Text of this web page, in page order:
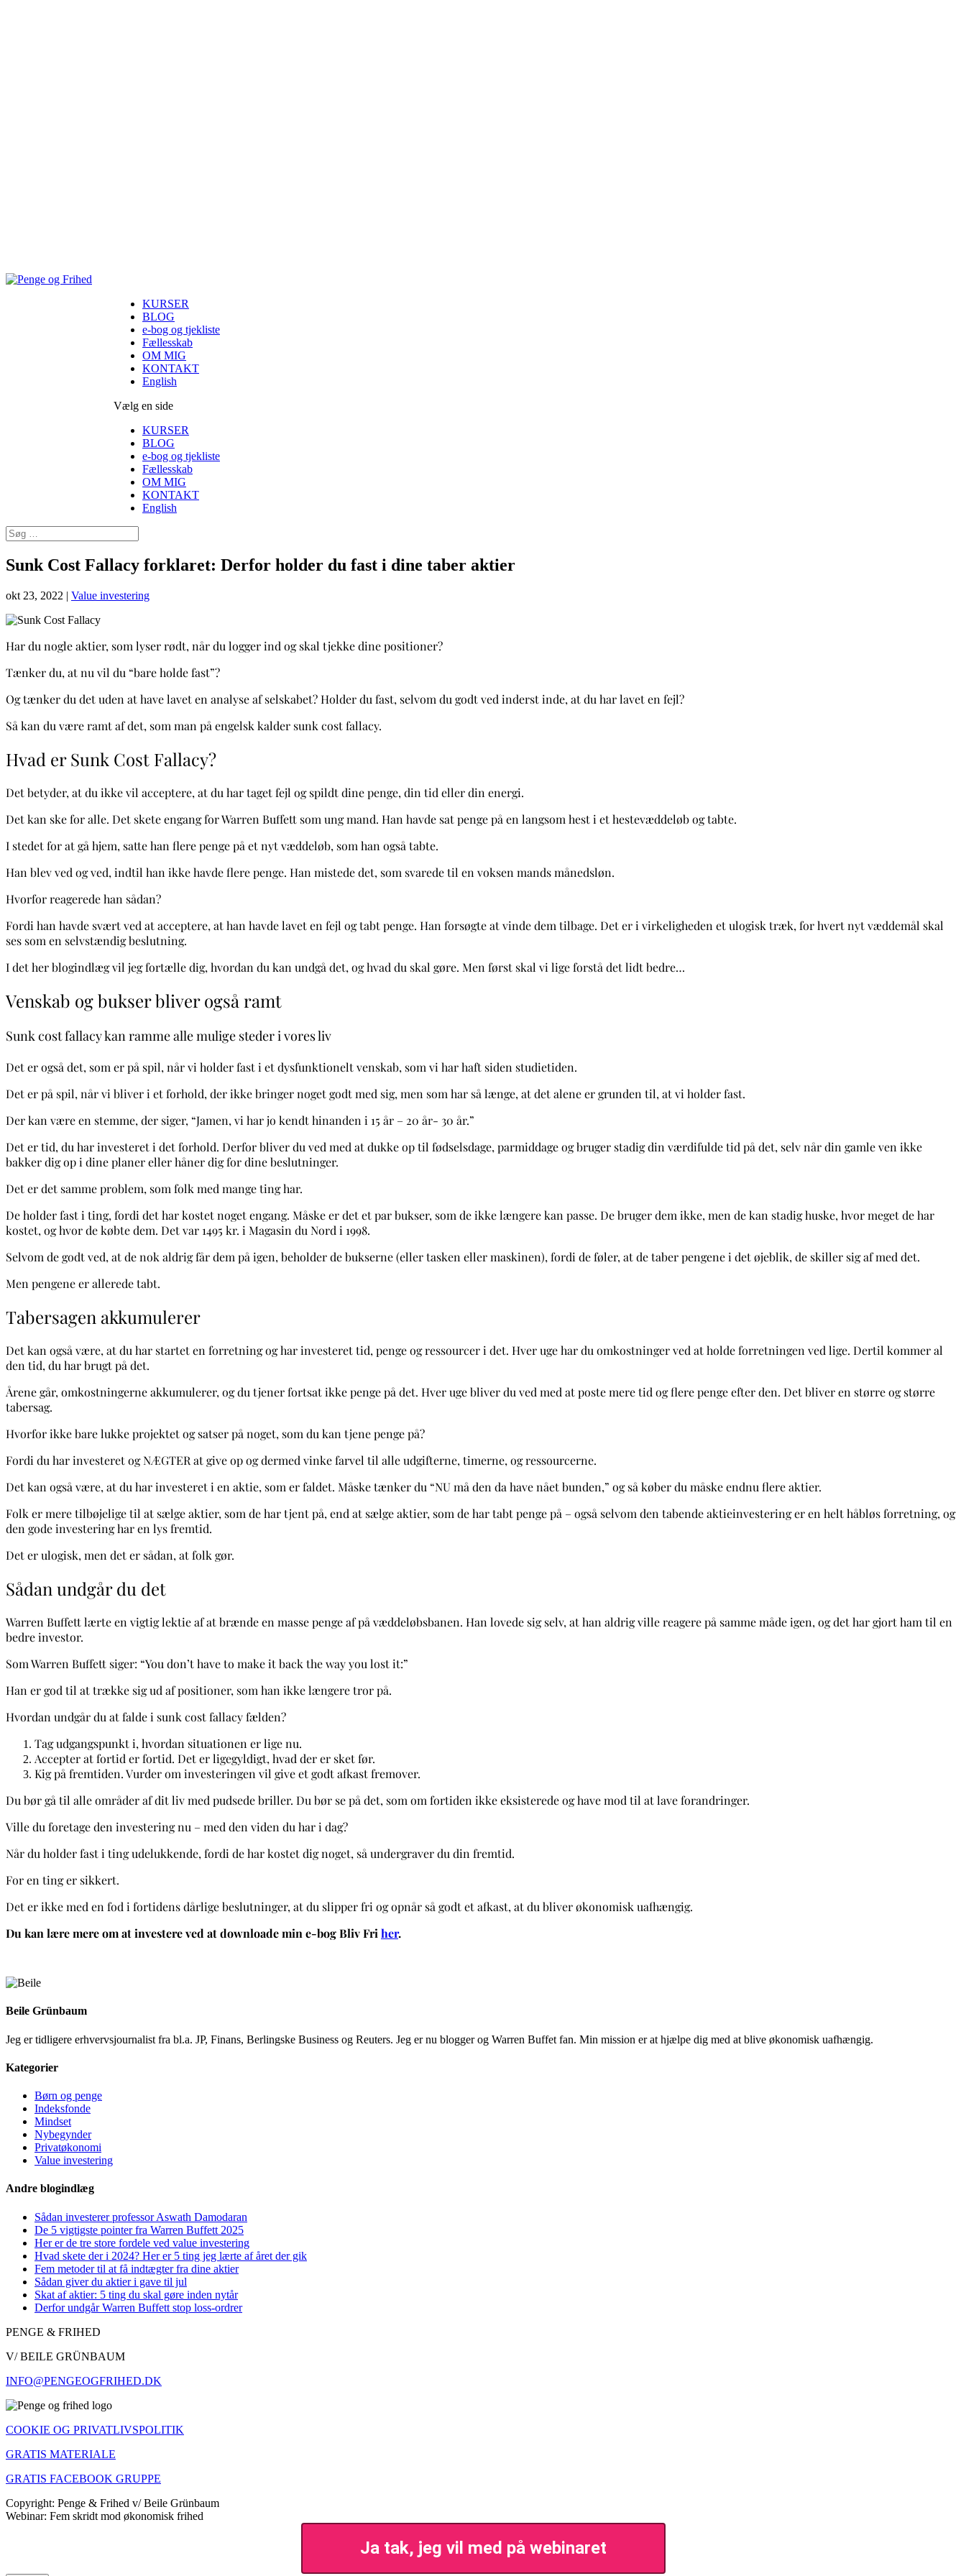
KURSER
BLOG
e-bog og tjekliste
Fællesskab
OM MIG
KONTAKT
English
Vælg en side
KURSER
BLOG
e-bog og tjekliste
Fællesskab
OM MIG
KONTAKT
English
Sunk Cost Fallacy forklaret: Derfor holder du fast i dine taber aktier
okt 23, 2022 | Value investering
Har du nogle aktier, som lyser rødt, når du logger ind og skal tjekke dine positioner?
Tænker du, at nu vil du “bare holde fast”?
Og tænker du det uden at have lavet en analyse af selskabet? Holder du fast, selvom du godt ved inderst inde, at du har lavet en fejl?
Så kan du være ramt af det, som man på engelsk kalder sunk cost fallacy.
Hvad er Sunk Cost Fallacy?
Det betyder, at du ikke vil acceptere, at du har taget fejl og spildt dine penge, din tid eller din energi.
Det kan ske for alle. Det skete engang for Warren Buffett som ung mand. Han havde sat penge på en langsom hest i et hestevæddeløb og tabte.
I stedet for at gå hjem, satte han flere penge på et nyt væddeløb, som han også tabte.
Han blev ved og ved, indtil han ikke havde flere penge. Han mistede det, som svarede til en voksen mands månedsløn.
Hvorfor reagerede han sådan?
Fordi han havde svært ved at acceptere, at han havde lavet en fejl og tabt penge. Han forsøgte at vinde dem tilbage. Det er i virkeligheden et ulogisk træk, for hvert nyt væddemål skal
ses som en selvstændig beslutning.
I det her blogindlæg vil jeg fortælle dig, hvordan du kan undgå det, og hvad du skal gøre. Men først skal vi lige forstå det lidt bedre…
Venskab og bukser bliver også ramt
Sunk cost fallacy kan ramme alle mulige steder i vores liv
Det er også det, som er på spil, når vi holder fast i et dysfunktionelt venskab, som vi har haft siden studietiden.
Det er på spil, når vi bliver i et forhold, der ikke bringer noget godt med sig, men som har så længe, at det alene er grunden til, at vi holder fast.
Der kan være en stemme, der siger, “Jamen, vi har jo kendt hinanden i 15 år – 20 år- 30 år.”
Det er tid, du har investeret i det forhold. Derfor bliver du ved med at dukke op til fødselsdage, parmiddage og bruger stadig din værdifulde tid på det, selv når din gamle ven ikke
bakker dig op i dine planer eller håner dig for dine beslutninger.
Det er det samme problem, som folk med mange ting har.
De holder fast i ting, fordi det har kostet noget engang. Måske er det et par bukser, som de ikke længere kan passe. De bruger dem ikke, men de kan stadig huske, hvor meget de har
kostet, og hvor de købte dem. Det var 1495 kr. i Magasin du Nord i 1998.
Selvom de godt ved, at de nok aldrig får dem på igen, beholder de bukserne (eller tasken eller maskinen), fordi de føler, at de taber pengene i det øjeblik, de skiller sig af med det.
Menpengene er allerede tabt.
Tabersagen akkumulerer
Det kan også være, at du har startet en forretning og har investeret tid, penge og ressourcer i det. Hver uge har du omkostninger ved at holde forretningen ved lige. Dertil kommer al
den tid, du har brugt på det.
Årene går, omkostningerne akkumulerer, og du tjener fortsat ikke penge på det. Hver uge bliver du ved med at poste mere tid og flere penge efter den. Det bliver en større og større
tabersag.
Hvorfor ikke bare lukke projektet og satser på noget, som du kan tjene penge på?
Fordi du har investeret og NÆGTER at give op og dermed vinke farvel til alle udgifterne, timerne, og ressourcerne.
Det kan også være, at du har investeret i en aktie, som er faldet. Måske tænker du “NU må den da have nået bunden,” og så køber du måske endnu flere aktier.
Folk er mere tilbøjelige til at sælge aktier, som de har tjent på, end at sælge aktier, som de har tabt penge på – også selvom den tabende aktieinvestering er en helt håbløs forretning, og
den gode investering har en lys fremtid.
Det er ulogisk, men det er sådan, at folk gør.
Sådan undgår du det
Warren Buffett lærte en vigtig lektie af at brænde en masse penge af på væddeløbsbanen. Han lovede sig selv, at han aldrig ville reagere på samme måde igen, og det har gjort ham til en
bedre investor.
Som Warren Buffett siger: “You don’t have to make it back the way you lost it:”
Han er god til at trække sig ud af positioner, som han ikke længere tror på.
Hvordan undgår du at falde i sunk cost fallacy fælden?
Tag udgangspunkt i, hvordan situationen er lige nu.
Accepter at fortid er fortid. Det er ligegyldigt, hvad der er sket før.
Kig på fremtiden. Vurder om investeringen vil give et godt afkast fremover.
Du bør gå til alle områder af dit liv med pudsede briller. Du bør se på det, som om fortiden ikke eksisterede og have mod til at lave forandringer.
Ville du foretage den investering nu – med den viden du har i dag?
Når du holder fast i ting udelukkende, fordi de har kostet dig noget, så undergraver du din fremtid.
For en ting er sikkert.
Det er ikke med en fod i fortidens dårlige beslutninger, at du slipper fri og opnår så godt et afkast, at du bliver økonomisk uafhængig.
Du kan lære mere om at investere ved at downloade min e-bog Bliv Fri her.
Beile Grünbaum
Jeg er tidligere erhvervsjournalist fra bl.a. JP, Finans, Berlingske Business og Reuters. Jeg er nu blogger og Warren Buffet fan. Min mission er at hjælpe dig med at blive økonomisk uafhængig.
Kategorier
Børn og penge
Indeksfonde
Mindset
Nybegynder
Privatøkonomi
Value investering
Andre blogindlæg
Sådan investerer professor Aswath Damodaran
De 5 vigtigste pointer fra Warren Buffett 2025
Her er de tre store fordele ved value investering
Hvad skete der i 2024? Her er 5 ting jeg lærte af året der gik
Fem metoder til at få indtægter fra dine aktier
Sådan giver du aktier i gave til jul
Skat af aktier: 5 ting du skal gøre inden nytår
Derfor undgår Warren Buffett stop loss-ordrer
PENGE & FRIHED
V/ BEILE GRÜNBAUM
INFO@PENGEOGFRIHED.DK
COOKIE OG PRIVATLIVSPOLITIK
GRATIS MATERIALE
GRATIS FACEBOOK GRUPPE
Copyright: Penge & Frihed v/ Beile Grünbaum
Webinar: Fem skridt mod økonomisk frihed
Ja tak, jeg vil med på webinaret